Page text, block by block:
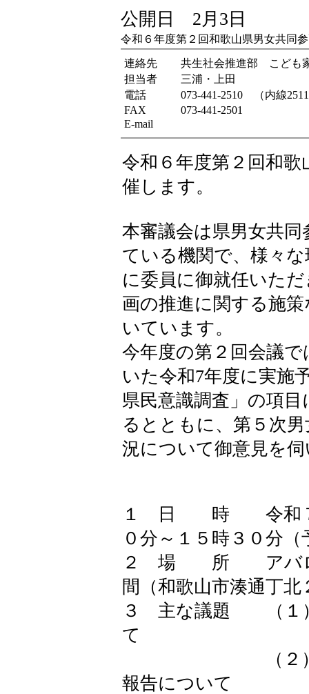
公開日 2月3日
令和６年度第２回和歌山県男女共同
連絡先
共生社会推進部 こども
担当者
三浦・上田
電話
073-441-2510 （内線
FAX
073-441-2501
E-mail
令和６年度第２回和
催します。
本審議会は県男女共
ている機関で、様々
に委員に御就任いた
画の推進に関する施
いています。
今年度の第２回会議
いた令和7年度に実施
県民意識調査」の項
るとともに、第５次
況について御意見を
１ 日 時 令和７年
０分～１５時３０分（
２ 場 所 アバロ
間（和歌山市湊通丁
３ 主な議題 （１）
て
（２）男女共
報告について